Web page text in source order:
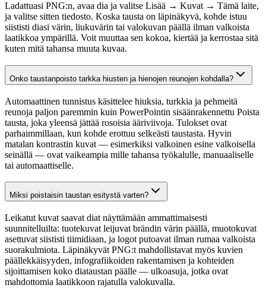
Ladattuasi PNG:n, avaa dia ja valitse Lisää → Kuvat → Tämä laite,
ja valitse sitten tiedosto. Koska tausta on läpinäkyvä, kohde istuu
siististi diasi värin, liukuvärin tai valokuvan päällä ilman valkoista
laatikkoa ympärillä. Voit muuttaa sen kokoa, kiertää ja kerrostaa sitä
kuten mitä tahansa muuta kuvaa.
Onko taustanpoisto tarkka hiusten ja hienojen reunojen kohdalla?
Automaattinen tunnistus käsittelee hiuksia, turkkia ja pehmeitä
reunoja paljon paremmin kuin PowerPointin sisäänrakennettu Poista
tausta, joka yleensä jättää rosoisia ääriviivoja. Tulokset ovat
parhaimmillaan, kun kohde erottuu selkeästi taustasta. Hyvin
matalan kontrastin kuvat — esimerkiksi valkoinen esine valkoisella
seinällä — ovat vaikeampia mille tahansa työkalulle, manuaaliselle
tai automaattiselle.
Miksi poistaisin taustan esitystä varten?
Leikatut kuvat saavat diat näyttämään ammattimaisesti
suunnitelluilta: tuotekuvat leijuvat brändin värin päällä, muotokuvat
asettuvat siististi tiimidiaan, ja logot putoavat ilman rumaa valkoista
suorakulmiota. Läpinäkyvät PNG:t mahdollistavat myös kuvien
päällekkäisyyden, infografiikoiden rakentamisen ja kohteiden
sijoittamisen koko diataustan päälle — ulkoasuja, jotka ovat
mahdottomia laatikkoon rajatulla valokuvalla.